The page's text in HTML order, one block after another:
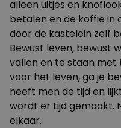
alleen uitjes en
betalen en de koffie in
door de kastelein zelf
Bewust leven, bewust
vallen en te staan met
voor het leven, ga je
heeft men de tijd en
wordt er tijd gemaakt.
elkaar.